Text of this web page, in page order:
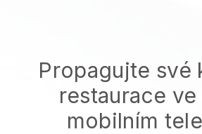
Propagujte své
restaurace ve
mobilním